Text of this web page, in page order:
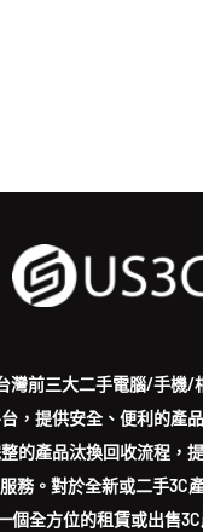
灣前三大二手電腦/手機
，提供安全、便利的產
的產品汰換回收流程，
務。對於全新或二手3C
個全方位的租賃或出售